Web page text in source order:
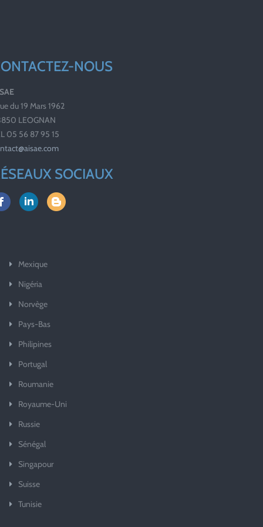
NOUS
du 19 Mars 1962
LEOGNAN
05 56 87 95 15
SOCIAUX
Mexique
Nigéria
Norvège
Pays-Bas
Philipines
Portugal
Roumanie
Royaume-Uni
Russie
Sénégal
Singapour
Suisse
Tunisie